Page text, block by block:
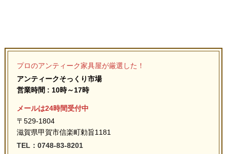
プロのアンティーク家具屋が厳選した！
アンティークそっくり市場
営業時間 : 10時～17時
メールは24時間受付中
〒529-1804
滋賀県甲賀市信楽町勅旨1181
TEL：0748-83-8201